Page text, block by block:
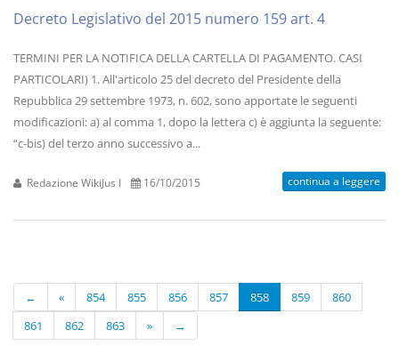
Decreto Legislativo del 2015 numero 159 art. 4
TERMINI PER LA NOTIFICA DELLA CARTELLA DI PAGAMENTO. CASI
PARTICOLARI) 1. All'articolo 25 del decreto del Presidente della
Repubblica 29 settembre 1973, n. 602, sono apportate le seguenti
modificazioni: a) al comma 1, dopo la lettera c) è aggiunta la seguente:
“c-bis) del terzo anno successivo a...
Redazione WikiJus I 16/10/2015 continua a leggere
← « 854 855 856 857 858 859
860
861
862 863 » →